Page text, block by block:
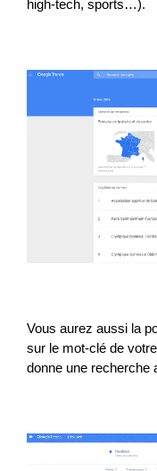
high-tech, sports…).
Vous aurez aussi la
sur le mot-clé de
donne une recherche